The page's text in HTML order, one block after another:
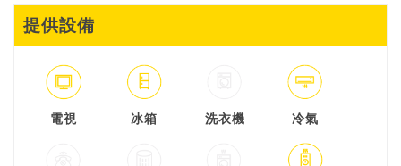
提供設備
電視 冰箱 洗衣機 冷氣